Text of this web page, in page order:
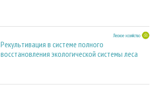
Лесное хозяйство
Рекультивация в системе полного
восстановления экологической системы леса